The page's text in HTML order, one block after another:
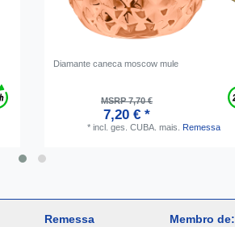
Diamante caneca moscow mule
MSRP 7,70 €
7,20 € *
* incl. ges. CUBA. mais. Remessa
Remessa Membro de: